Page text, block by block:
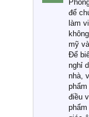
để
làm
mỹ
Để
nghỉ
nhà,
điều